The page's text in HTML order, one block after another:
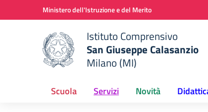
Vai ai contenuti
Vai al menu di navigazioneMinistero dell'Istruzione e del Merito
scuola
Istituto Comprensivo
San Giuseppe Calasanzio
Milano (MI)
Scuola Servizi Novità